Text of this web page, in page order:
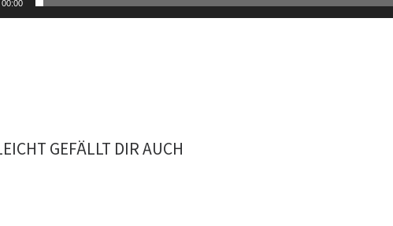
00:00
GEFÄLLT DIR AUCH